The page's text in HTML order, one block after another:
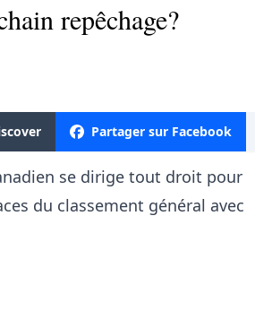
repêchage?
Partager sur Facebook
se dirige tout droit pour
du classement général avec